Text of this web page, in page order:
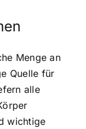
Menge an
Quelle für
alle
wichtige